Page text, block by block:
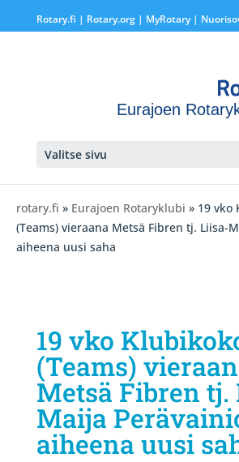
Rotary.fi | Rotary.org| MyRotary |
Eurajoen
Valitse sivu
rotary.fi » Eurajoen Rotaryklubi » 19 vko
(Teams) vieraana Metsä Fibren tj. Liisa-
aiheena uusi saha
19 vko
(Teams)
Metsä Fibren tj.
Maija
aiheena uusi